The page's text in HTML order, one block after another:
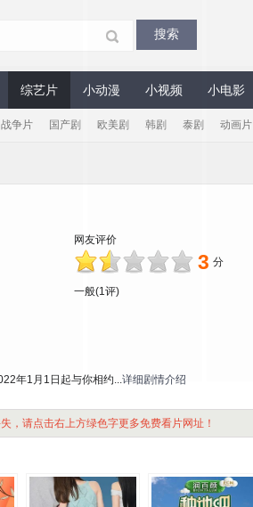
综艺片 小动漫 小视频 小电影
战争片 国产剧 欧美剧 韩剧 泰剧 动画片
年1月1日起与你相约...详细剧情介绍
网友评价
3 分
一般(1评)
，请点击右上方绿色字更多免费看片网址！